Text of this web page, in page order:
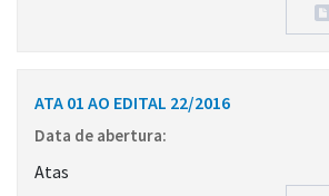
ATA 01 AO EDITAL 22/2016
Data de abertura:
Atas